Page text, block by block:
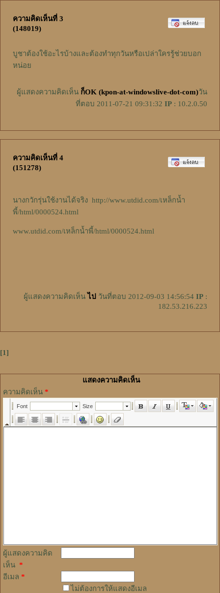
ความคิดเห็นที่ 3
(148019)
บูชาต้องใช้อะไรบ้างและต้องทำทุกวันหรือเปล่าใครรู้ช่วยบอก
หน่อย
ผู้แสดงความคิดเห็น ก็OK (kpon-at-windowslive-dot-com)วัน
ที่ตอบ 2011-07-21 09:31:32 IP : 10.2.0.50
ความคิดเห็นที่ 4
(151278)
นางกวักรุ่นใช้งานได้จริง http://www.utdid.com/เหล็กน้ำ
พี้/html/0000524.html
www.utdid.com/เหล็กน้ำพี้/html/0000524.html
ผู้แสดงความคิดเห็นไป วันที่ตอบ 2012-09-03 14:56:54 IP :
182.53.216.223
[1]
แสดงความคิดเห็น
ความคิดเห็น *
ผู้แสดงความคิด
เห็น *
อีเมล *
ไม่ต้องการให้แสดงอีเมล